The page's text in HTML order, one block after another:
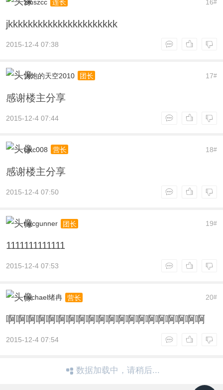
16#
zmszcc 连长
jkkkkkkkkkkkkkkkkkkkkkk
2015-12-4 07:38
17#
大炮的天空2010 团长
感谢楼主分享
2015-12-4 07:44
18#
cjxc008 营长
感谢楼主分享
2015-12-4 07:50
19#
ngcgunner 团长
1111111111111
2015-12-4 07:53
20#
michael绪冉 营长
啊啊啊啊啊啊啊啊啊啊啊啊啊啊啊啊啊啊啊啊
2015-12-4 07:54
数据加载中，请稍后...